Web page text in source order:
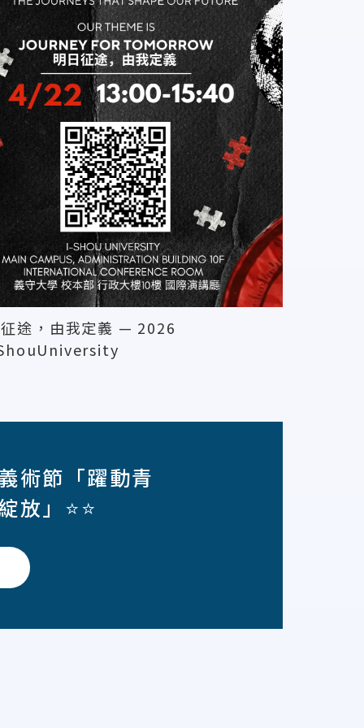
途，由我定義 — 2026
術節「躍動青
放」⭐⭐